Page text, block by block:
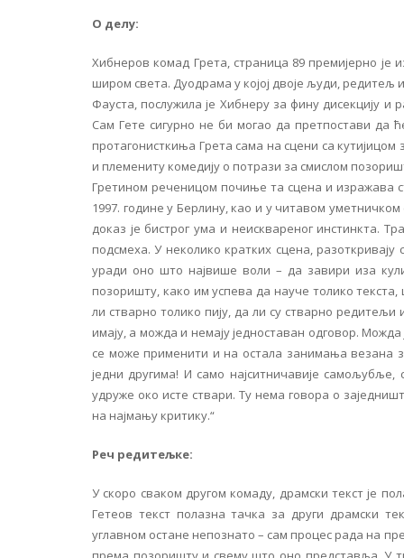
О делу:
Хибнеров комад Грета, страница 89 премијерно је
широм света. Дуодрама у којој двоје људи,
Фауста, послужила је Хибнеру за фину дисекцију
Сам Гете сигурно не би могао да претпостави да
протагонисткиња Грета сама на сцени са
и племениту комедију о потрази за смислом
Гретином реченицом почиње та сцена и изражава
1997. године у Берлину, као и у читавом
доказ је бистрог ума и неисквареног инстинкта.
подсмеха. У неколико кратких сцена,
уради оно што највише воли – да завири иза
позоришту, како им успева да науче толико
ли стварно толико пију, да ли су стварно
имају, а можда и немају једноставан одговор.
се може применити и на остала занимања везана
једни другима! И само најситничавије
удруже око исте ствари. Ту нема говора о
на најмању критику.“
Реч редитељке:
У скоро сваком другом комаду, драмски текст је
Гетеов текст полазна тачка за други драмски
углавном остане непознато – сам процес рада на